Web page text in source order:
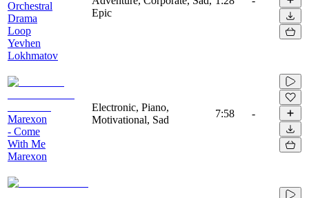
Orchestral
Drama
Loop
Yevhen
Lokhmatov
Epic
Marexon
- Come
With Me
Marexon
Electronic, Piano,
Motivational, Sad
7:58 -